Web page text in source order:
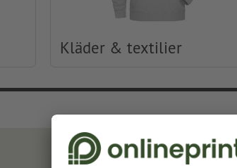
Kläder & textilier